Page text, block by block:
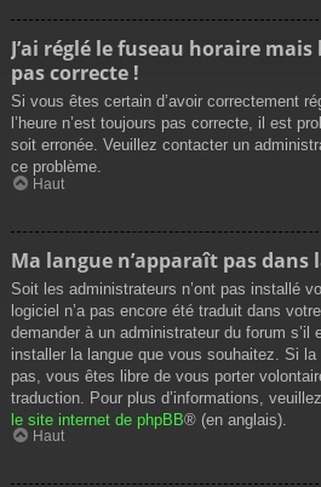
J’ai réglé le fuseau horaire
pas correcte !
Si vous êtes certain d’avoir correctement
l’heure n’est toujours pas correcte, il est
soit erronée. Veuillez contacter un
ce problème.
Haut
Ma langue n’apparaît pas dans
Soit les administrateurs n’ont pas installé
logiciel n’a pas encore été traduit dans
demander à un administrateur du forum s’il
installer la langue que vous souhaitez. Si la
pas, vous êtes libre de vous porter
traduction. Pour plus d’informations,
le site internet de phpBB® (en anglais).
Haut